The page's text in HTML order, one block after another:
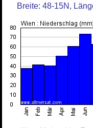
Breite: 48-15N,